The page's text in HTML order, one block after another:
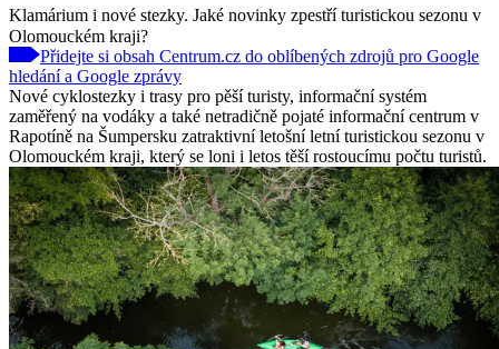
Klamárium i nové stezky. Jaké novinky zpestří turistickou sezonu v
Olomouckém kraji?
Přidejte si obsah Centrum.cz do oblíbených zdrojů pro Google
hledání a Google zprávy
Nové cyklostezky i trasy pro pěší turisty, informační systém
zaměřený na vodáky a také netradičně pojaté informační centrum v
Rapotíně na Šumpersku zatraktivní letošní letní turistickou sezonu v
Olomouckém kraji, který se loni i letos těší rostoucímu počtu turistů.